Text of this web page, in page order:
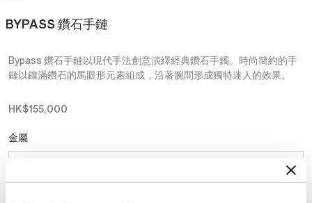
BYPASS 鑽石手鏈
Bypass 鑽石手鏈以現代手法創意演繹經典鑽石手鐲。時尚簡約的手
鏈以鑲滿鑽石的馬眼形元素組成，沿著腕間形成獨特迷人的效果。
HK$155,000
金屬
已選擇